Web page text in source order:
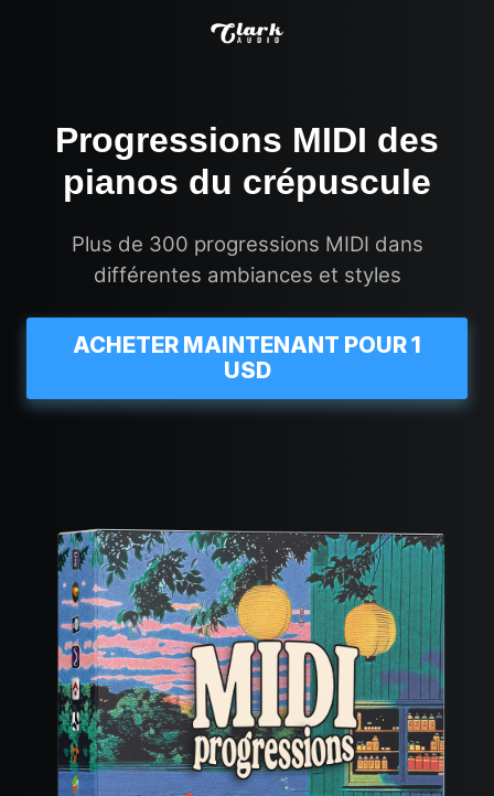
Progressions MIDI des
pianos du crépuscule
Plus de 300 progressions MIDI dans
différentes ambiances et styles
ACHETER MAINTENANT POUR 1
USD